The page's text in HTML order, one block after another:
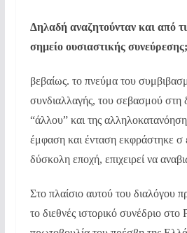
Δηλαδή αναζητούνταν και από
σημείο ουσιαστικής συνεύρεσης;
βεβαίως. το πνεύμα του
συνδιαλλαγής, του σεβασμού στη
“άλλου” και της
έμφαση και ένταση εκφράστηκε σ
δύσκολη εποχή, επιχειρεί να
Στο πλαίσιο αυτού του διαλόγου
το διεθνές ιστορικό συνέδριο στο